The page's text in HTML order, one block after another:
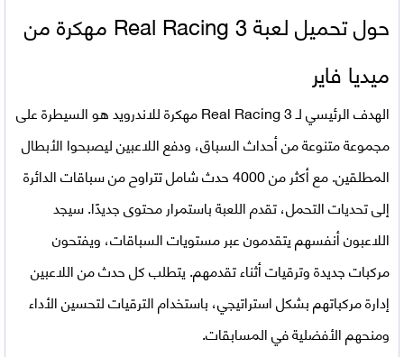
حول تحميل
لعبة Real Racing 3 مهكرة من
ميديا فاير
الهدف الرئيسي لـ Real Racing 3 مهكرة للاندرويد هو السيطرة على
مجموعة متنوعة من أحداث السباق، ودفع اللاعبين ليصبحوا الأبطال
المطلقين. مع أكثر من 4000 حدث شامل تتراوح من سباقات الدائرة
إلى تحديات التحمل، تقدم اللعبة باستمرار محتوى جديدًا. سيجد
اللاعبون أنفسهم يتقدمون عبر مستويات السباقات، ويفتحون
مركبات جديدة وترقيات أثناء تقدمهم. يتطلب كل حدث من اللاعبين
إدارة مركباتهم بشكل استراتيجي، باستخدام الترقيات لتحسين الأداء
ومنحهم الأفضلية في المسابقات.